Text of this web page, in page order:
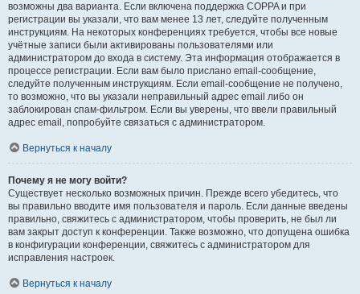
возможны два варианта. Если включена поддержка COPPA и при
регистрации вы указали, что вам менее 13 лет, следуйте полученным
инструкциям. На некоторых конференциях требуется, чтобы все новые
учётные записи были активированы пользователями или
администратором до входа в систему. Эта информация отображается в
процессе регистрации. Если вам было прислано email-сообщение,
следуйте полученным инструкциям. Если email-сообщение не получено,
то возможно, что вы указали неправильный адрес email либо он
заблокирован спам-фильтром. Если вы уверены, что ввели правильный
адрес email, попробуйте связаться с администратором.
Вернуться к началу
Почему я не могу войти?
Существует несколько возможных причин. Прежде всего убедитесь, что
вы правильно вводите имя пользователя и пароль. Если данные введены
правильно, свяжитесь с администратором, чтобы проверить, не был ли
вам закрыт доступ к конференции. Также возможно, что допущена ошибка
в конфигурации конференции, свяжитесь с администратором для
исправления настроек.
Вернуться к началу